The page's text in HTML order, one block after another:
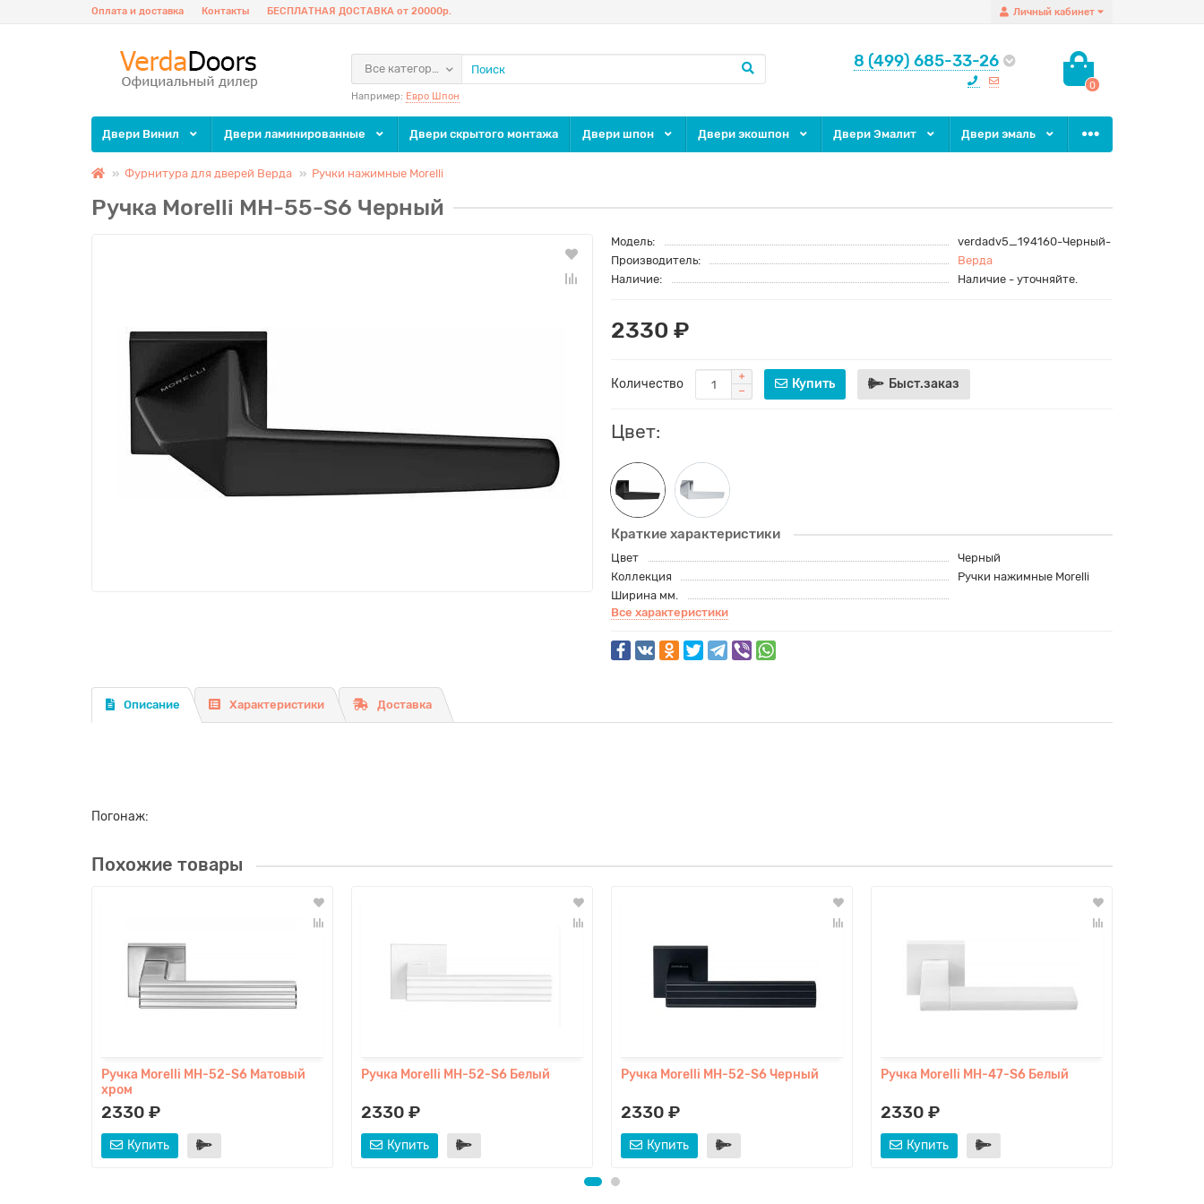
Личный кабинет
Оплата и доставка Контакты БЕСПЛАТНАЯ ДОСТАВКА от 20000р.
8 (499) 685-33-26
0
Все категории
Например: Евро Шпон
Двери Винил Двери ламинированные Двери скрытого монтажа Двери шпон Двери экошпон Двери Эмалит Двери эмаль
Фурнитура для дверей Верда Ручки нажимные Morelli
Ручка Morelli MH-55-S6 Черный
Модель:
verdadv5_194160-Черный-
Производитель:
Верда
Наличие:
Наличие - уточняйте.
2330 ₽
Количество Купить Быст.заказ
Цвет:
Краткие характеристики
Цвет
Черный
Коллекция
Ручки нажимные Morelli
Ширина мм.
Все характеристики
Описание Характеристики Доставка
Погонаж:
Похожие товары
Ручка Morelli MH-52-S6 Матовый
хром
2330 ₽
Купить
Ручка Morelli MH-52-S6 Белый
2330 ₽
Купить
Ручка Morelli MH-52-S6 Черный
2330 ₽
Купить
Ручка Morelli MH-47-S6 Белый
2330 ₽
Купить